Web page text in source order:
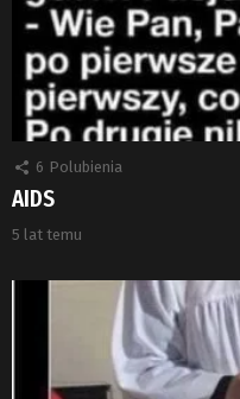
6 Polubienia
AIDS
5 lat temu